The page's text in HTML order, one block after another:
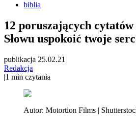
biblia
12 poruszających
Słowu uspokoić twoje
publikacja 25.02.21 |
Redakcja
|1 min czytania
Autor: Motortion Films |